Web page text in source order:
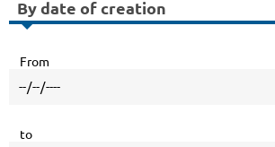
By date of creation
From
to